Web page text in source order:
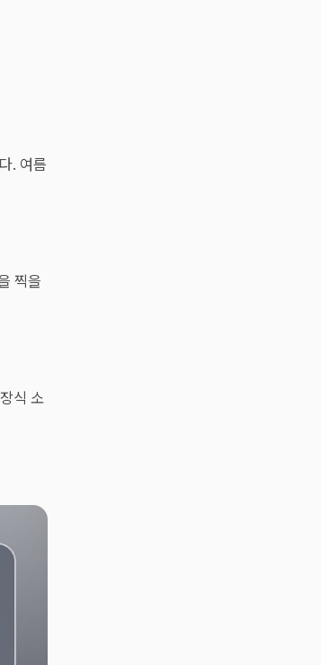
. 여름
찍을
식 소